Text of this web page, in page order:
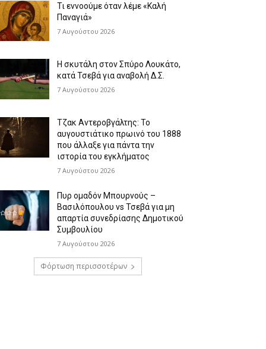
Τι εννοούμε όταν λέμε «Καλή
Παναγιά»
7 Αυγούστου 2026
Η σκυτάλη στον Σπύρο Λουκάτο,
κατά Τσεβά για αναβολή Δ.Σ.
7 Αυγούστου 2026
Τζακ Αντεροβγάλτης: To
αυγουστιάτικο πρωινό του 1888
που άλλαξε για πάντα την
ιστορία του εγκλήματος
7 Αυγούστου 2026
Πυρ ομαδόν Μπουρνούς –
Βασιλόπουλου vs Τσεβά για μη
απαρτία συνεδρίασης Δημοτικού
Συμβουλίου
7 Αυγούστου 2026
Φόρτωση περισσοτέρων